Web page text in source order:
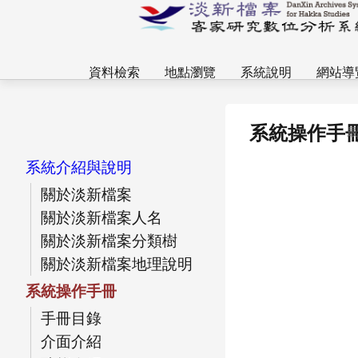
資料檢索 地點瀏覽 系統說明 網站導
系統介紹與說明
關於淡新檔案
關於淡新檔案人名
關於淡新檔案分類樹
關於淡新檔案地理說明
系統操作手冊
手冊目錄
介面介紹
系統操作手